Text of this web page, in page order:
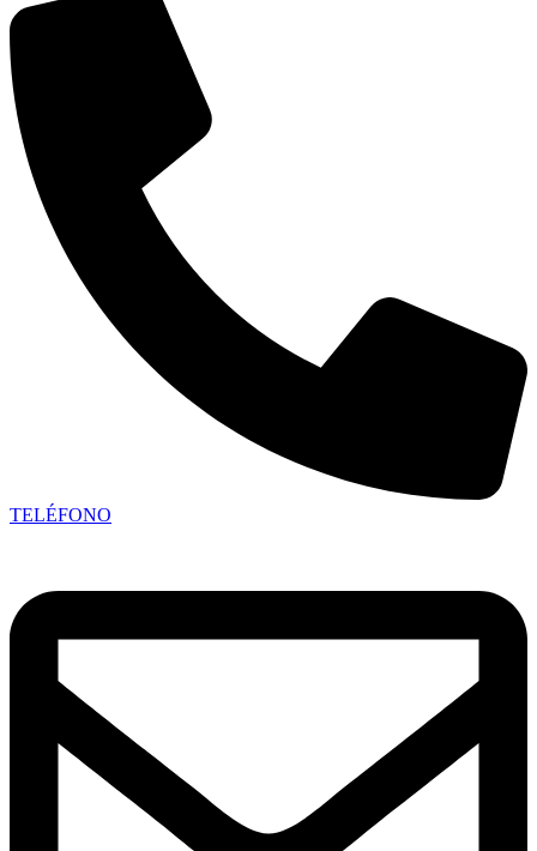
TELÉFONO